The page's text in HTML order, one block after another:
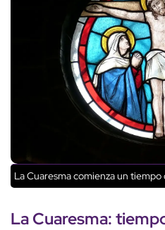
La Cuaresma comienza un
La Cuaresma: